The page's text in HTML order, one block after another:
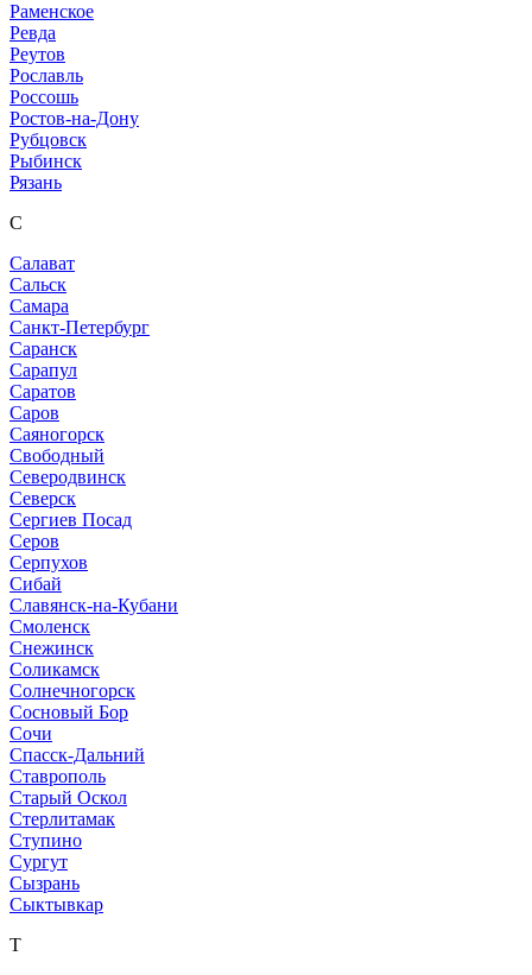
Раменское
Ревда
Реутов
Рославль
Россошь
Ростов-на-Дону
Рубцовск
Рыбинск
Рязань
С
Салават
Сальск
Самара
Санкт-Петербург
Саранск
Сарапул
Саратов
Саров
Саяногорск
Свободный
Северодвинск
Северск
Сергиев Посад
Серов
Серпухов
Сибай
Славянск-на-Кубани
Смоленск
Снежинск
Соликамск
Солнечногорск
Сосновый Бор
Сочи
Спасск-Дальний
Ставрополь
Старый Оскол
Стерлитамак
Ступино
Сургут
Сызрань
Сыктывкар
Т